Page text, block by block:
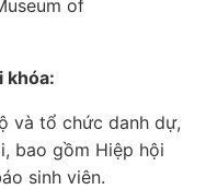
of
khóa:
và tổ chức danh dự,
bao gồm Hiệp hội
sinh viên.